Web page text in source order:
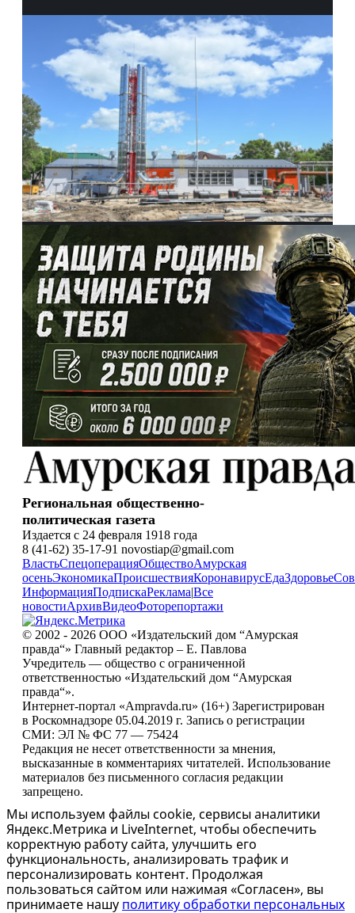
Региональная общественно-
политическая газета
Издается с 24 февраля 1918 года
8 (41-62) 35-17-91 novostiap@gmail.com
ВластьСпецоперацияОбществоАмурская
осеньЭкономикаПроисшествияКоронавирусЕдаЗдоровье
ИнформацияПодпискаРеклама|Все
новостиАрхивВидеоФоторепортажи
© 2002 - 2026 ООО «Издательский дом “Амурская
правда“» Главный редактор – Е. Павлова
Учредитель — общество с ограниченной
ответственностью «Издательский дом “Амурская
правда“».
Интернет-портал «Ampravda.ru» (16+) Зарегистрирован
в Роскомнадзоре 05.04.2019 г. Запись о регистрации
СМИ: ЭЛ № ФС 77 — 75424
Редакция не несет ответственности за мнения,
высказанные в комментариях читателей. Использование
материалов без письменного согласия редакции
запрещено.
Мы используем файлы cookie, сервисы аналитики
Яндекс.Метрика и LiveInternet, чтобы обеспечить
корректную работу сайта, улучшить его
функциональность, анализировать трафик и
персонализировать контент. Продолжая
пользоваться сайтом или нажимая «Согласен», вы
принимаете нашу политику обработки персональных